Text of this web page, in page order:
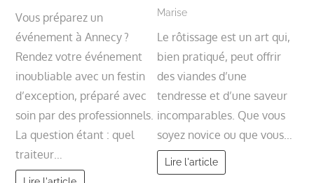
Vous préparez un
événement à Annecy ?
Rendez votre événement
inoubliable avec un festin
d’exception, préparé avec
soin par des professionnels.
La question étant : quel
traiteur…
Marise
Le rôtissage est un art qui,
bien pratiqué, peut offrir
des viandes d’une
tendresse et d’une saveur
incomparables. Que vous
soyez novice ou que vous…
Lire l'article